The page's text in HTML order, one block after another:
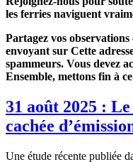
les ferries naviguent
Partagez vos
envoyant sur Cette
spammeurs. Vous devez
Ensemble, mettons fin à
31 août 2025 :
cachée
Une étude récente publiée